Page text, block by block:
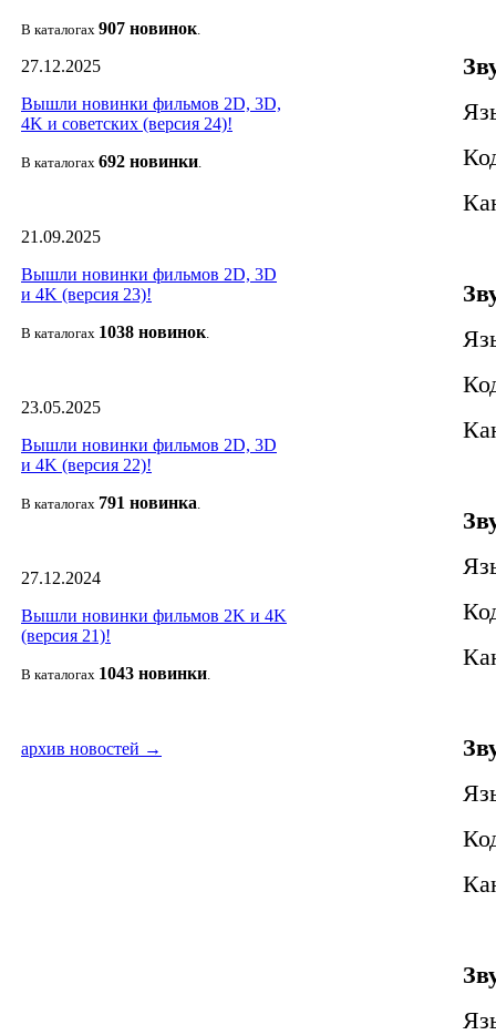
В каталогах 907 новинок.
27.12.2025
Вышли новинки фильмов 2D, 3D,
4K и советских (версия 24)!
В каталогах 692 новинки.
21.09.2025
Вышли новинки фильмов 2D, 3D
и 4K (версия 23)!
В каталогах 1038 новинок.
23.05.2025
Вышли новинки фильмов 2D, 3D
и 4K (версия 22)!
В каталогах 791 новинка.
27.12.2024
Вышли новинки фильмов 2K и 4K
(версия 21)!
В каталогах 1043 новинки.
архив новостей →